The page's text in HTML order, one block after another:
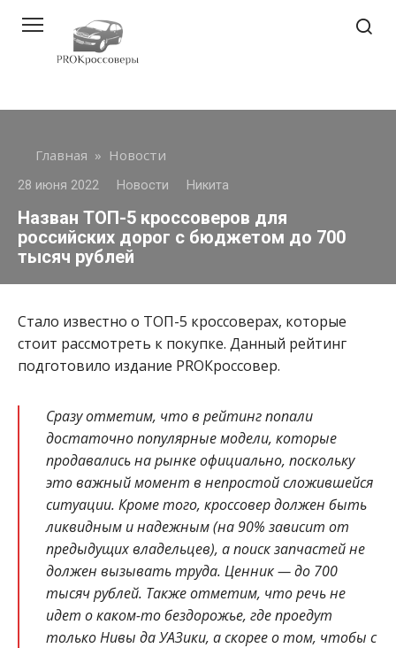
контенту
Главная » Новости
28 июня 2022 Новости Никита
Назван ТОП-5 кроссоверов для
российских дорог с бюджетом до 700
тысяч рублей
Стало известно о ТОП-5 кроссоверах, которые
стоит рассмотреть к покупке. Данный рейтинг
подготовило издание PROКроссовер.
Сразу отметим, что в рейтинг попали
достаточно популярные модели, которые
продавались на рынке официально, поскольку
это важный момент в непростой сложившейся
ситуации. Кроме того, кроссовер должен быть
ликвидным и надежным (на 90% зависит от
предыдущих владельцев), а поиск запчастей не
должен вызывать труда. Ценник — до 700
тысяч рублей. Также отметим, что речь не
идет о каком-то бездорожье, где проедут
только Нивы да УАЗики, а скорее о том, чтобы с